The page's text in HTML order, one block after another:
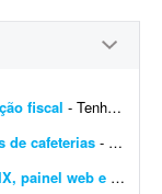
fiscal - Tenho uma plataforma de automação fiscal rodando em AWS - ela pega os dados do sistema do cliente, calcula os impostos e emite a nota fiscal automaticamente. Preciso de alguém...
de cafeterias - Sou gestor de tráfego especializado em cafeterias e cafés e preciso de uma landing page de alta conversão para captar leads (donos de cafeterias) que chegam pelos meus an&uacut...
Desenvolvimento Full Stack - WhatsApp, PIX, painel web e automação